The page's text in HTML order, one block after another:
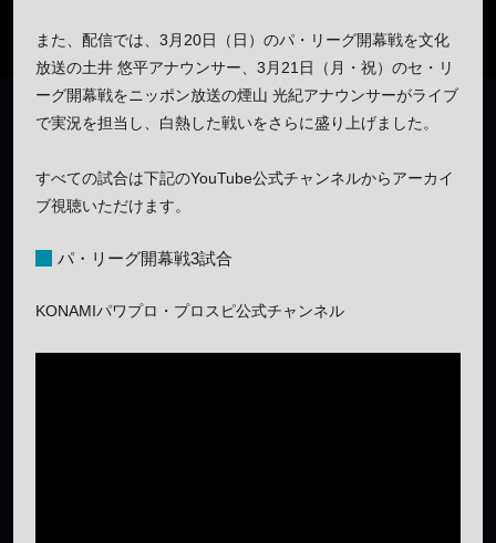
また、配信では、3月20日（日）のパ・リーグ開幕戦を文化
放送の土井 悠平アナウンサー、3月21日（月・祝）のセ・リ
ーグ開幕戦をニッポン放送の煙山 光紀アナウンサーがライブ
で実況を担当し、白熱した戦いをさらに盛り上げました。
すべての試合は下記のYouTube公式チャンネルからアーカイ
ブ視聴いただけます。
パ・リーグ開幕戦3試合
KONAMIパワプロ・プロスピ公式チャンネル